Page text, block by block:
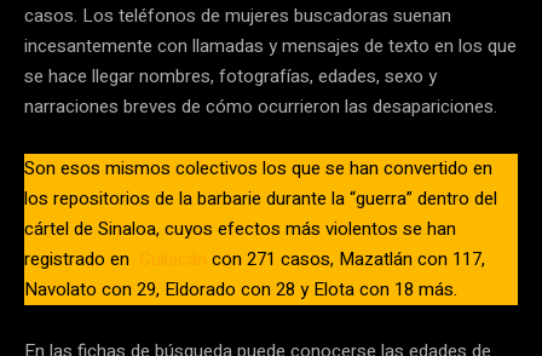
casos. Los teléfonos de mujeres buscadoras suenan
incesantemente con llamadas y mensajes de texto en los que
se hace llegar nombres, fotografías, edades, sexo y
narraciones breves de cómo ocurrieron las desapariciones.
Son esos mismos colectivos los que se han convertido en
los repositorios de la barbarie durante la “guerra” dentro del
cártel de Sinaloa, cuyos efectos más violentos se han
registrado en
con 271 casos, Mazatlán con 117,
Navolato con 29, Eldorado con 28 y Elota con 18 más.